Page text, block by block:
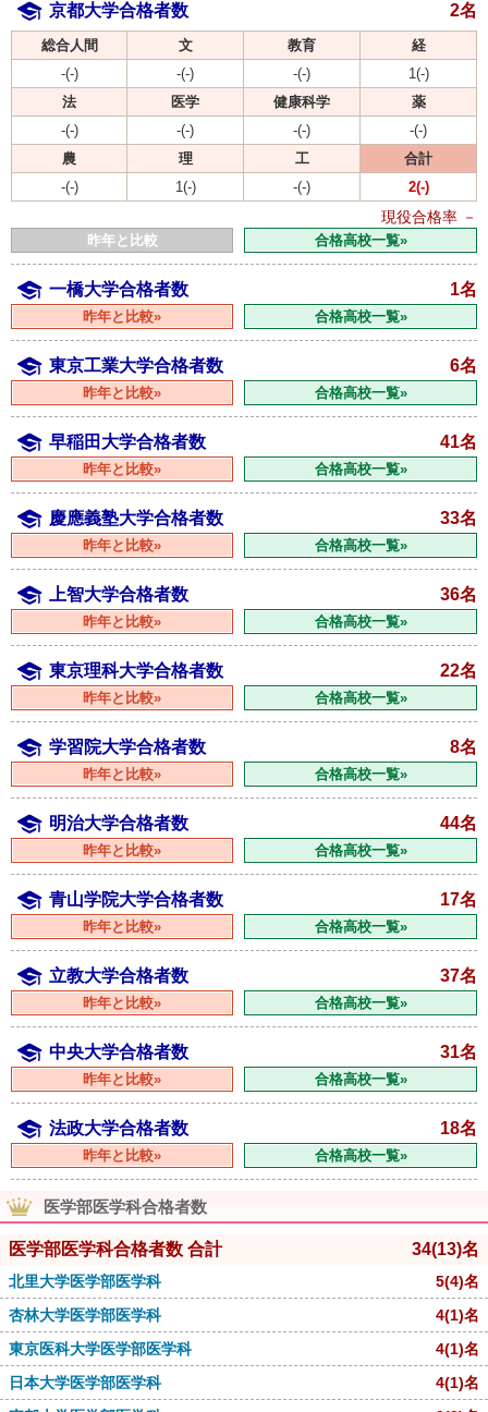
京都大学合格者数 2名
総合人間 文 教育
経
-(-)
-(-) -(-)
1(-)
法
医学 健康科学
薬
-(-)
-(-) -(-)
-(-)
農
理 工
合計
-(-)
1(-) -(-) 2(-)
現役合格率 －
昨年と比較 合格高校一覧»
一橋大学合格者数 1名
昨年と比較» 合格高校一覧»
東京工業大学合格者数 6名
昨年と比較» 合格高校一覧»
早稲田大学合格者数 41名
昨年と比較» 合格高校一覧»
慶應義塾大学合格者数 33名
昨年と比較» 合格高校一覧»
上智大学合格者数 36名
昨年と比較» 合格高校一覧»
東京理科大学合格者数 22名
昨年と比較» 合格高校一覧»
学習院大学合格者数 8名
昨年と比較» 合格高校一覧»
明治大学合格者数 44名
昨年と比較» 合格高校一覧»
青山学院大学合格者数 17名
昨年と比較» 合格高校一覧»
立教大学合格者数 37名
昨年と比較» 合格高校一覧»
中央大学合格者数 31名
昨年と比較» 合格高校一覧»
法政大学合格者数 18名
昨年と比較» 合格高校一覧»
医学部医学科合格者数
医学部医学科合格者数 合計 34(13)名
北里大学医学部医学科 5(4)名
杏林大学医学部医学科
4(1)名
東京医科大学医学部医学科
4(1)名
日本大学医学部医学科
4(1)名